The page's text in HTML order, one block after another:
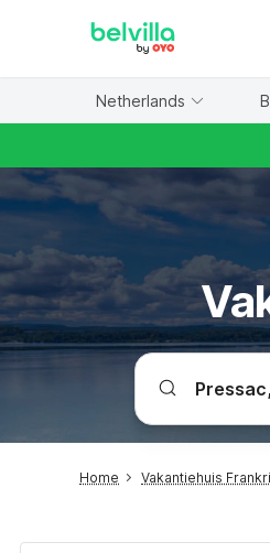
Netherlands
Home Vakantiehuis